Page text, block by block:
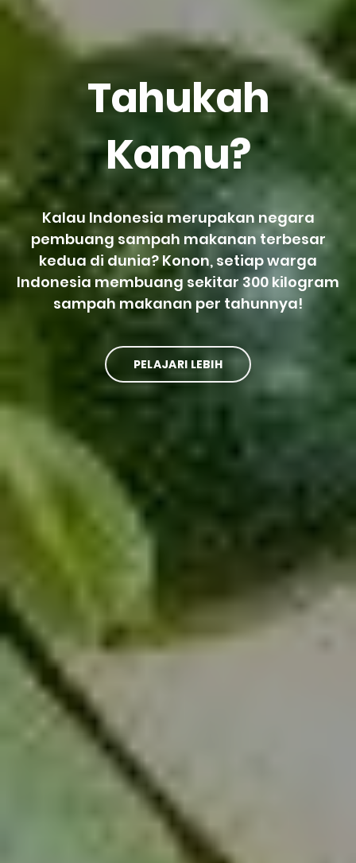
Tahukah
Kamu?
Kalau Indonesia merupakan negara
pembuang sampah makanan terbesar
kedua di dunia? Konon, setiap warga
Indonesia membuang sekitar 300 kilogram
sampah makanan per tahunnya!
PELAJARI LEBIH